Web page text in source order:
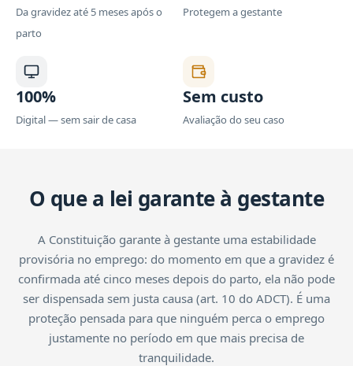
Da gravidez até 5 meses após o
parto
Protegem a gestante
100%
Digital — sem sair de casa
Sem custo
Avaliação do seu caso
O que a lei garante à gestante
A Constituição garante à gestante uma estabilidade
provisória no emprego: do momento em que a gravidez é
confirmada até cinco meses depois do parto, ela não pode
ser dispensada sem justa causa (art. 10 do ADCT). É uma
proteção pensada para que ninguém perca o emprego
justamente no período em que mais precisa de
tranquilidade.